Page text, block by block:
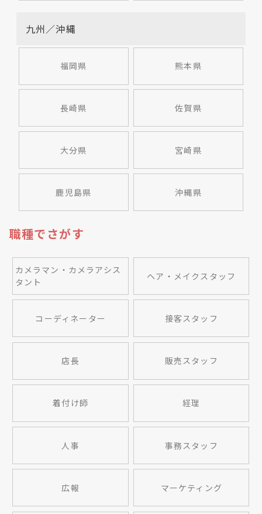
九州／沖縄
福岡県 熊本県
長崎県 佐賀県
大分県 宮崎県
鹿児島県 沖縄県
職種でさがす
カメラマン・カメラアシス
タント
ヘア・メイクスタッフ
コーディネーター 接客スタッフ
店長 販売スタッフ
着付け師 経理
人事 事務スタッフ
広報 マーケティング